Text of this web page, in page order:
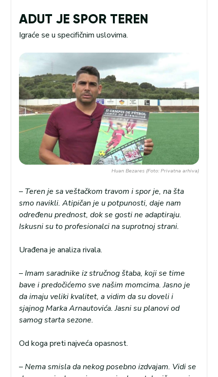
ADUT JE SPOR TEREN
Igraće se u specifičnim uslovima.
Huan Bezares (Foto: Privatna arhiva)
– Teren je sa veštačkom travom i spor je, na šta
smo navikli. Atipičan je u potpunosti, daje nam
određenu prednost, dok se gosti ne adaptiraju.
Iskusni su to profesionalci na suprotnoj strani.
Urađena je analiza rivala.
– Imam saradnike iz stručnog štaba, koji se time
bave i predočićemo sve našim momcima. Jasno je
da imaju veliki kvalitet, a vidim da su doveli i
sjajnog Marka Arnautovića. Jasni su planovi od
samog starta sezone.
Od koga preti najveća opasnost.
– Nema smisla da nekog posebno izdvajam. Vidi se